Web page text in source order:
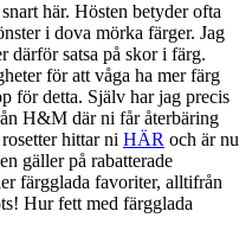
här. Hösten betyder ofta
i dova mörka färger. Jag
därför satsa på skor i färg.
för att våga ha mer färg
för detta. Själv har jag precis
H&M där ni får återbäring
hittar ni HÄR och är nu
gäller på rabatterade
färgglada favoriter, alltifrån
Hur fett med färgglada